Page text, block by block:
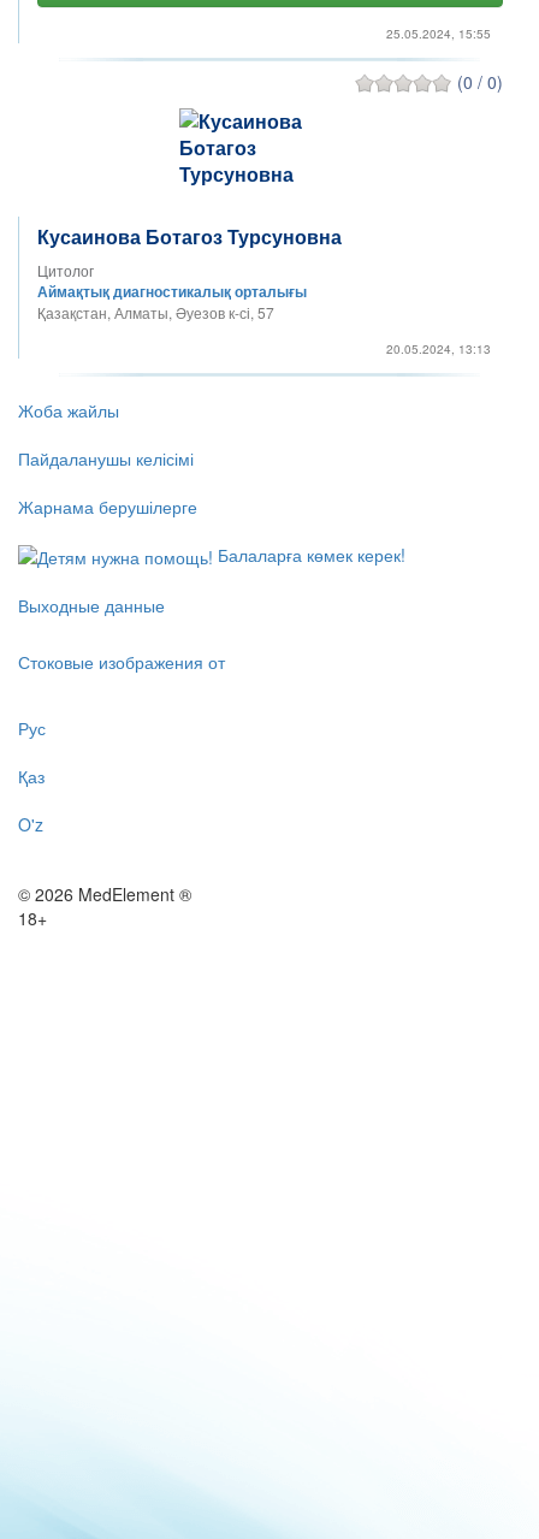
25.05.2024, 15:55
(0 / 0)
Кусаинова Ботагоз Турсуновна
Цитолог
Аймақтық диагностикалық орталығы
Қазақстан, Алматы, Әуезов к-сі, 57
20.05.2024, 13:13
Жоба жайлы
Пайдаланушы келісімі
Жарнама берушілерге
Балаларға көмек керек!
Выходные данные
Стоковые изображения от
Рус
Қаз
O'z
© 2026 MedElement ®
18+